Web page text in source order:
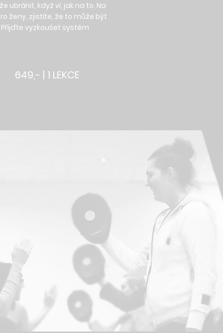
ubránit, když ví, jak na to. Na
ženy, zjistíte, že to může být
vyzkoušet systém
649,- | 1 LEKCE